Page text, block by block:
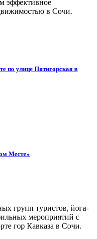
эффективное
в Сочи.
по улице Пятигорская в
Месте»
групп туристов, йога-
мероприятий с
гор Кавказа в Сочи.